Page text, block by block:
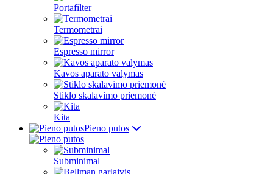
Portafilter
Termometrai
Espresso mirror
Kavos aparato valymas
Stiklo skalavimo priemonė
Kita
Pieno putos
Subminimal